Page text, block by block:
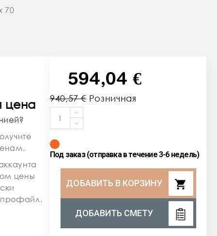
70
цена
цены
профайл.
594,04 €
940,57 €Розничная
цена
Под заказ (отправка в течение 3-6 недель)
ДОБАВИТЬ В КОРЗИНУ shopping_cart
ДОБАВИТЬ СМЕТУ